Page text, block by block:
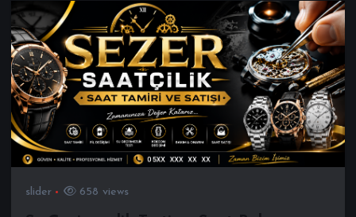
slider 658 views
Çerkezköy